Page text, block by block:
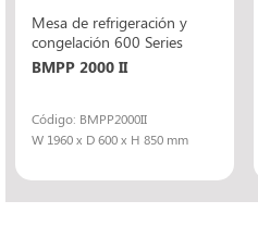
Mesa de refrigeración y
congelación 600 Series
BMPP 2000 II
Código: BMPP2000II
W 1960 x D 600 x H 850 mm